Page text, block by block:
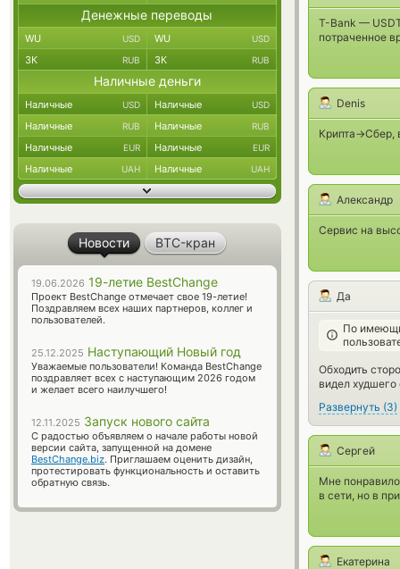
T-Bank —
потраченное
Denis
Крипта->Сбер,
Александр
Сервис на
Да
По
Обходить
видел
Развернуть (3)
Сергей
Мне
в сети, но в
Екатерина
Денежные переводы
WU USD WU USD
ЗК RUB ЗК RUB
Наличные деньги
Наличные USD Наличные USD
Наличные RUB Наличные RUB
Наличные EUR Наличные EUR
Наличные UAH Наличные UAH
Новости BTC-кран
19.06.2026 19-летие BestChange
Проект BestChange отмечает свое 19-летие!
Поздравляем всех наших партнеров, коллег и
пользователей.
25.12.2025 Наступающий Новый год
Уважаемые пользователи! Команда BestChange
поздравляет всех с наступающим 2026 годом
и желает всего наилучшего!
12.11.2025 Запуск нового сайта
С радостью объявляем о начале работы новой
версии сайта, запущенной на домене
BestChange.biz. Приглашаем оценить дизайн,
протестировать функциональность и оставить
обратную связь.